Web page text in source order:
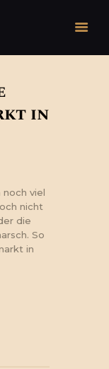
in
noch viel
nicht
die
So
in